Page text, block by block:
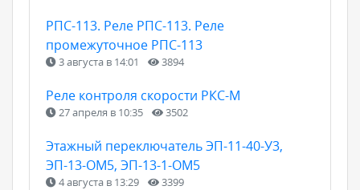
РПС-113. Реле РПС-113. Реле
промежуточное РПС-113
3 августа в 14:01 3894
Реле контроля скорости РКС-М
27 апреля в 10:35 3502
Этажный переключатель ЭП-11-40-У3,
ЭП-13-ОМ5, ЭП-13-1-ОМ5
4 августа в 13:29 3399